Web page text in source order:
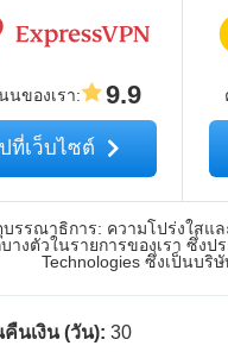
นของเรา: 9.9
ที่เว็บไซต์
บรรณาธิการ: ความโปร่งใสแ
างตัวในรายการของเรา ซึ่งป
Technologies ซึ่งเป็นบริ
นเงิน (วัน): 30